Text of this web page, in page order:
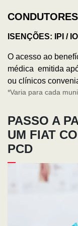
CONDUTORES
ISENÇÕES: IPI /
O acesso ao
médica emitida
ou clínicos
*Varia para cada
PASSO A
UM FIAT
PCD